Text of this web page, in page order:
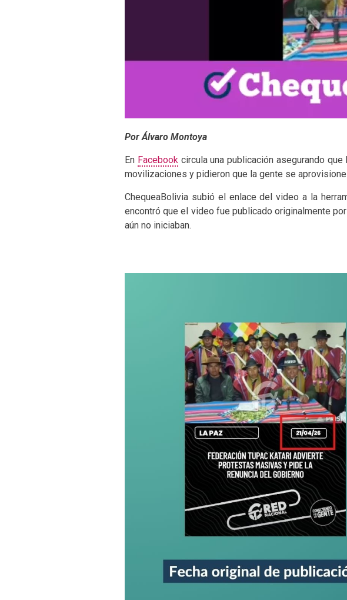
Por Álvaro Montoya
En Facebookcircula una publicación asegurando que
movilizaciones y pidieron que la gente se
ChequeaBolivia subió el enlace del video a la
encontró que el video fue publicado originalmente
aún no iniciaban.